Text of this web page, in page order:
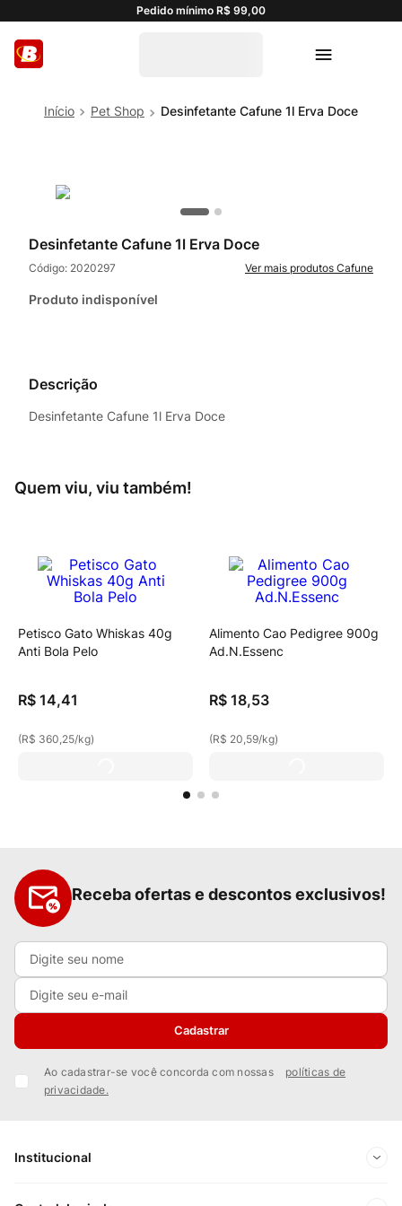
Pedido mínimo R$ 99,00
Pet Shop Desinfetante Cafune 1l Erva Doce
Desinfetante Cafune 1l Erva Doce
Código: 2020297 Cafune
Produto indisponível
Descrição
Desinfetante Cafune 1l Erva Doce
Quem viu, viu também!
Petisco Gato Whiskas 40g
Anti Bola Pelo
R$ 14,41
(R$ 360,25/kg)
Alimento Cao Pedigree 900g
Ad.N.Essenc
R$ 18,53
(R$ 20,59/kg)
Receba ofertas e descontos exclusivos!
Cadastrar
Ao cadastrar-se você concorda com nossas
políticas de
privacidade.
Institucional
Sobre Nós